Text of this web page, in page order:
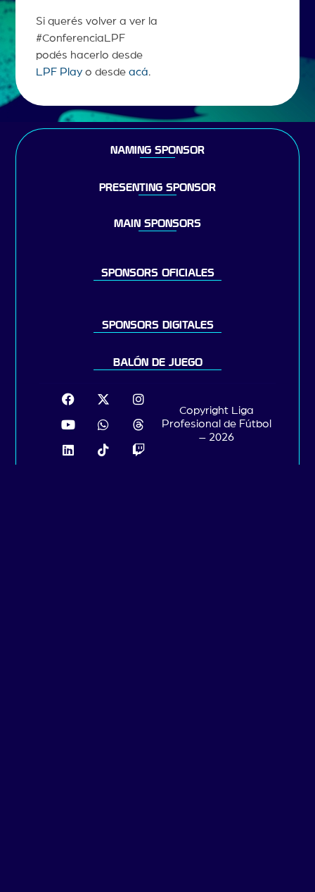
Si querés volver a ver la
#ConferenciaLPF
podés hacerlo desde
LPF Playo desde acá.
NAMING SPONSOR
PRESENTING SPONSOR
MAIN SPONSORS
SPONSORS OFICIALES
SPONSORS DIGITALES
BALÓN DE JUEGO
Copyright Liga
Profesional de Fútbol
– 2026